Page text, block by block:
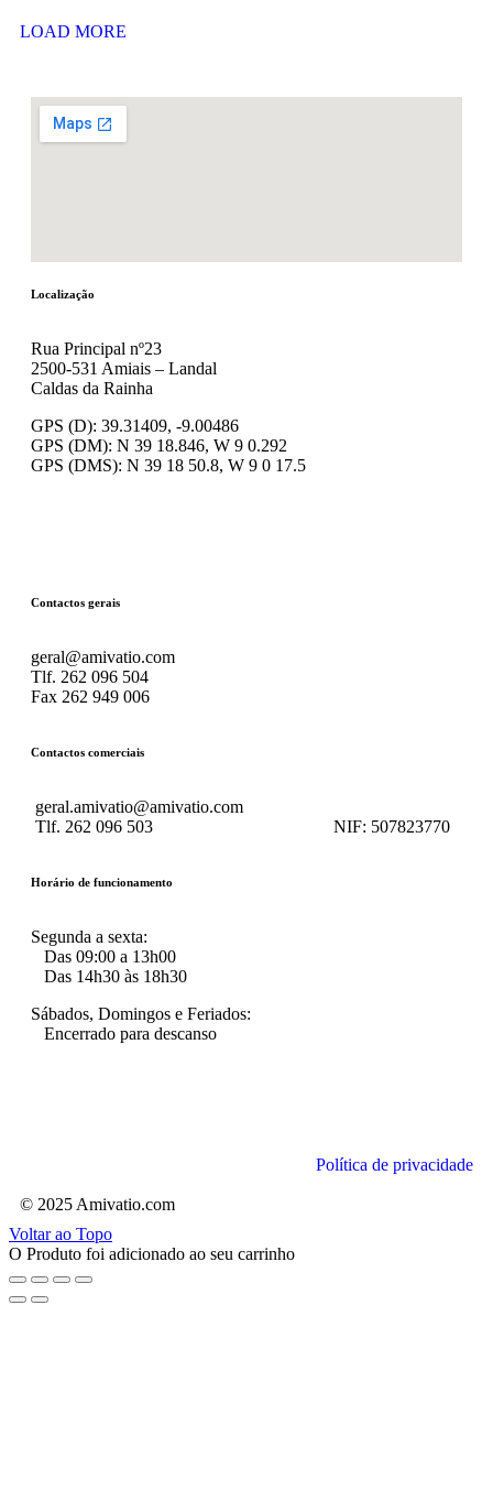
LOAD MORE
Localização
Rua Principal nº23
2500-531 Amiais – Landal
Caldas da Rainha
GPS (D): 39.31409, -9.00486
GPS (DM): N 39 18.846, W 9 0.292
GPS (DMS): N 39 18 50.8, W 9 0 17.5
Contactos gerais
geral@amivatio.com
Tlf. 262 096 504
Fax 262 949 006
Contactos comerciais
geral.amivatio@amivatio.com
Tlf. 262 096 503 NIF: 507823770
Horário de funcionamento
Segunda a sexta:
Das 09:00 a 13h00
Das 14h30 às 18h30
Sábados, Domingos e Feriados:
Encerrado para descanso
Política de privacidade
© 2025 Amivatio.com
Voltar ao Topo
O Produto foi adicionado ao seu carrinho